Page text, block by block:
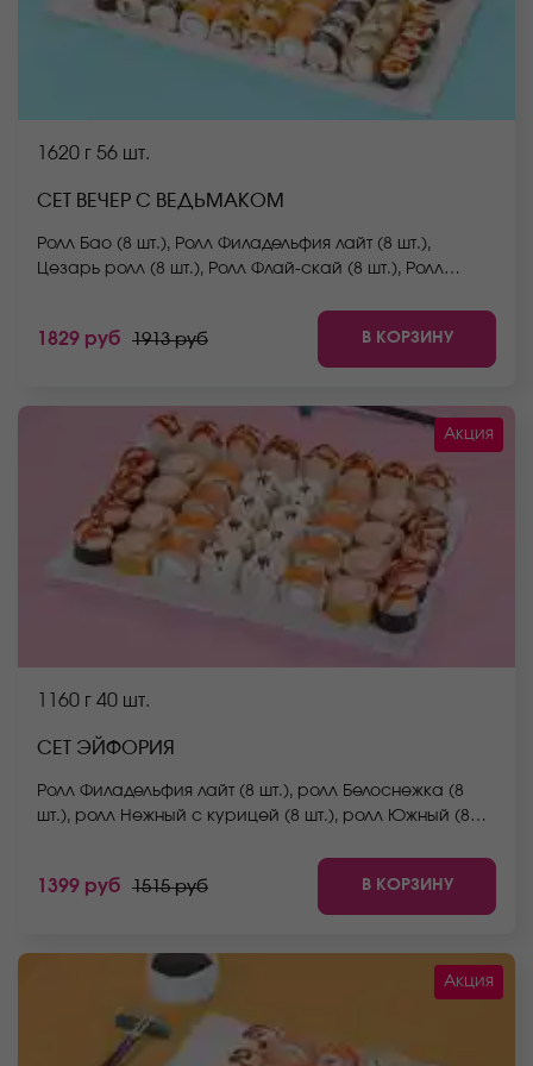
1620 г 56 шт.
СЕТ ВЕЧЕР С ВЕДЬМАКОМ
Ролл Бао (8 шт.), Ролл Филадельфия лайт (8 шт.),
Цезарь ролл (8 шт.), Ролл Флай-скай (8 шт.), Ролл
(8 шт.) *Не забудьте заказать имбирь, васаби и
соевый соус. Они не входят в стоимость заказа.
*Внешний вид блюда может отличаться от фото на
1829 руб 1913 руб В КОРЗИНУ
Акция
1160 г 40 шт.
СЕТ ЭЙФОРИЯ
Ролл Филадельфия лайт (8 шт.), ролл Белоснежка (8
шт.), ролл Нежный с курицей (8 шт.), ролл Южный (8
васаби и соевый соус. Они не входят в стоимость
заказа. *Внешний вид блюда может отличаться от
1399 руб 1515 руб В КОРЗИНУ
Акция